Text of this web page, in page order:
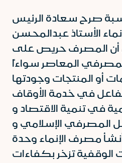
صرح سعادة الرئيس
الأستاذ عبدالمحسن
أن المصرف حريص على
المعاصر سواءاً
أو المنتجات وجودتها
في خدمة الأوقاف
في تنمية الاقتصاد و
المصرفي الإسلامي و
مصرف الإنماء وحدة
الوقفية تزخر بكفاءات